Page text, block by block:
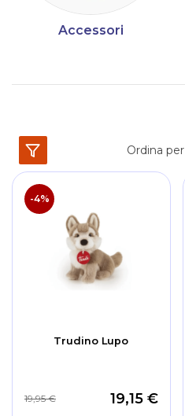
Accessori
Ordina per
-4%
Trudino Lupo
19,15 €
19,95 €